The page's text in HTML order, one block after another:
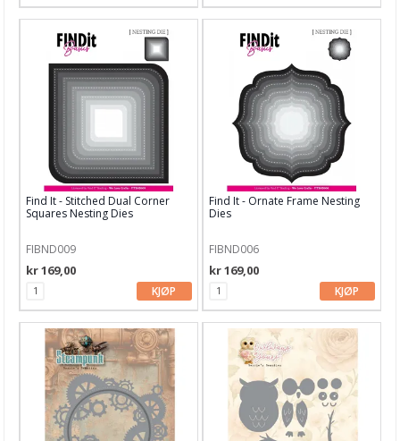
Find It - Stitched Dual Corner
Squares Nesting Dies
FIBND009
kr 169,00
KJØP
Find It - Ornate Frame Nesting
Dies
FIBND006
kr 169,00
KJØP